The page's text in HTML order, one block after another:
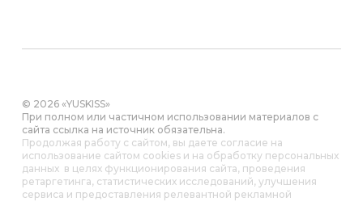
© 2026 «YUSKISS»
При полном или частичном использовании материалов с
сайта ссылка на источник обязательна.
Продолжая работу с сайтом, вы даете согласие на
использование сайтом cookies и на обработку персональных
данных в целях функционирования сайта, проведения
ретаргетинга, статистических исследований, улучшения
сервиса и предоставления релевантной рекламной